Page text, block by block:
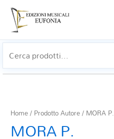
Home/ Prodotto Autore / MORA P.
MORA P.